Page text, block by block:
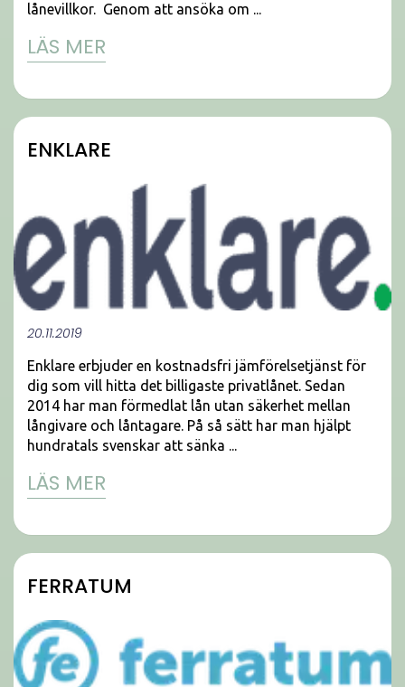
lånevillkor. Genom att ansöka om ...
LÄS MER
ENKLARE
20.11.2019
Enklare erbjuder en kostnadsfri jämförelsetjänst för
dig som vill hitta det billigaste privatlånet. Sedan
2014 har man förmedlat lån utan säkerhet mellan
långivare och låntagare. På så sätt har man hjälpt
hundratals svenskar att sänka ...
LÄS MER
FERRATUM